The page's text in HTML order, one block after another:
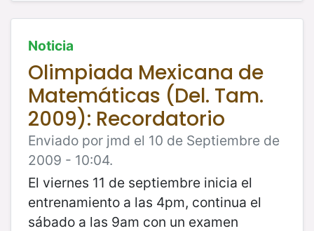
Noticia
Olimpiada Mexicana de
Matemáticas (Del. Tam.
2009): Recordatorio
Enviado por jmd el 10 de Septiembre de
2009 - 10:04.
El viernes 11 de septiembre inicia el
entrenamiento a las 4pm, continua el
sábado a las 9am con un examen